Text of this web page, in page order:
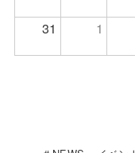
31 1